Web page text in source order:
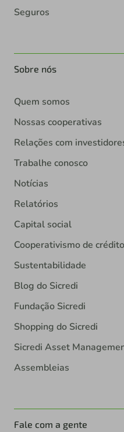
Seguros
Sobre nós
Quem somos
Nossas cooperativas
Relações com
Trabalhe conosco
Notícias
Relatórios
Capital social
Cooperativismo de crédito
Sustentabilidade
Blog do Sicredi
Fundação Sicredi
Shopping do Sicredi
Sicredi Asset
Assembleias
Fale com a gente